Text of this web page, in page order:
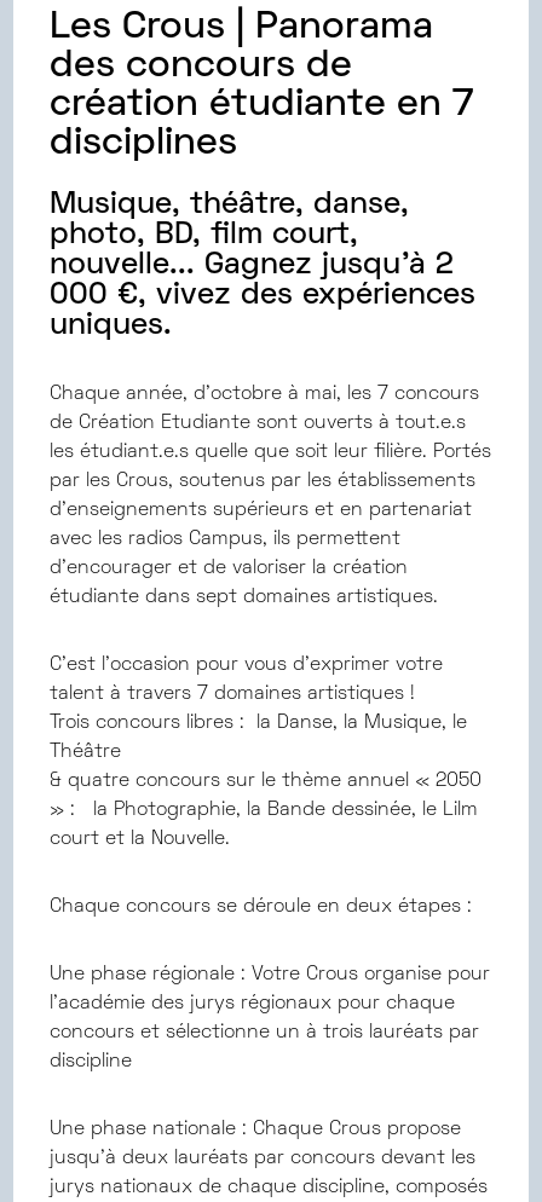
Les Crous | Panorama
des concours de
création étudiante en 7
disciplines
Musique, théâtre, danse,
photo, BD, film court,
nouvelle... Gagnez jusqu'à 2
000 €, vivez des expériences
uniques.
Chaque année, d’octobre à mai, les 7 concours
de Création Etudiante sont ouverts à tout.e.s
les étudiant.e.s quelle que soit leur filière. Portés
par les Crous, soutenus par les établissements
d’enseignements supérieurs et en partenariat
avec les radios Campus, ils permettent
d’encourager et de valoriser la création
étudiante dans sept domaines artistiques.
C’est l’occasion pour vous d’exprimer votre
talent à travers 7 domaines artistiques !
Trois concours libres : la Danse, la Musique, le
Théâtre
& quatre concours sur le thème annuel « 2050
» : la Photographie, la Bande dessinée, le Lilm
court et la Nouvelle.
Chaque concours se déroule en deux étapes :
Une phase régionale : Votre Crous organise pour
l’académie des jurys régionaux pour chaque
concours et sélectionne un à trois lauréats par
discipline
Une phase nationale : Chaque Crous propose
jusqu’à deux lauréats par concours devant les
jurys nationaux de chaque discipline, composés